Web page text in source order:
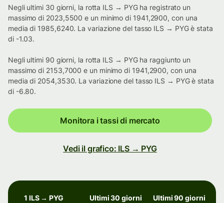
Negli ultimi 30 giorni, la rotta ILS → PYG ha registrato un
massimo di 2023,5500 e un minimo di 1941,2900, con una
media di 1985,6240. La variazione del tasso ILS → PYG è stata
di -1.03.
Negli ultimi 90 giorni, la rotta ILS → PYG ha raggiunto un
massimo di 2153,7000 e un minimo di 1941,2900, con una
media di 2054,3530. La variazione del tasso ILS → PYG è stata
di -6.80.
Monitora i tassi di mercato
Vedi il grafico: ILS → PYG
1 ILS → PYG Ultimi 30 giorni Ultimi 90 giorni